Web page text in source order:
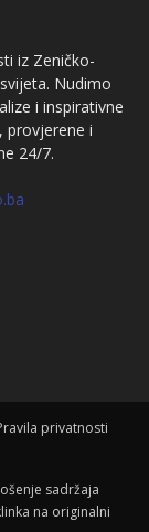
iz Zeničko-
Nudimo
i inspirativne
provjerene i
24/7.
privatnosti
sadržaja
na originalni